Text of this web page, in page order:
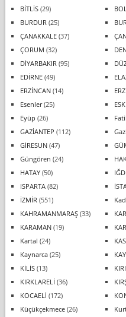
BİTLİS(29)
BURDUR (25)
ÇANAKKALE(37)
ÇORUM (32)
DİYARBAKIR (95)
EDİRNE(49)
ERZİNCAN(14)
Esenler(25)
Eyüp (26)
GAZİANTEP (112)
GİRESUN(47)
Güngören (24)
HATAY(50)
ISPARTA(82)
İZMİR (551)
KAHRAMANMARAŞ(33)
KARAMAN(19)
Kartal (24)
Kaynarca(25)
KİLİS(13)
KIRKLARELİ (36)
KOCAELİ (172)
Küçükçekmece(26)